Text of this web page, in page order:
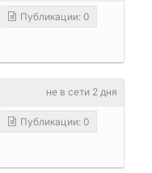
Публикации: 0
не в сети 2 дня
Публикации: 0